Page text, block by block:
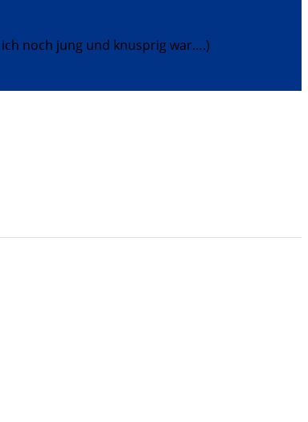
ich noch jung und knusprig war….)